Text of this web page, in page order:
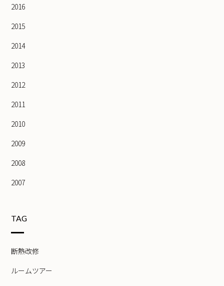
2016
2015
2014
2013
2012
2011
2010
2009
2008
2007
TAG
断熱改修
ルームツアー